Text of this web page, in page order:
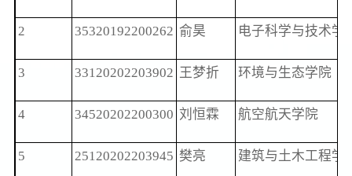
2 35320192200262 俞昊 电子科学与技术学
3 33120202203902 王梦折 环境与生态学院
4 34520202200300 刘恒霖 航空航天学院
5 25120202203945 樊亮 建筑与土木工程学